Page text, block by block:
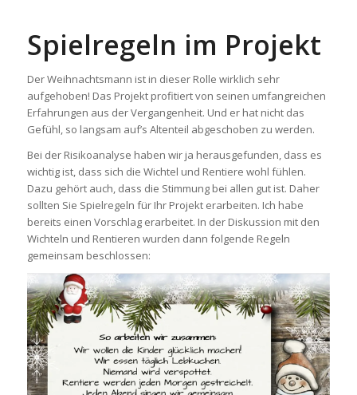
Spielregeln im Projekt
Der Weihnachtsmann ist in dieser Rolle wirklich sehr
aufgehoben! Das Projekt profitiert von seinen umfangreichen
Erfahrungen aus der Vergangenheit. Und er hat nicht das
Gefühl, so langsam auf’s Altenteil abgeschoben zu werden.
Bei der Risikoanalyse haben wir ja herausgefunden, dass es
wichtig ist, dass sich die Wichtel und Rentiere wohl fühlen.
Dazu gehört auch, dass die Stimmung bei allen gut ist. Daher
sollten Sie Spielregeln für Ihr Projekt erarbeiten. Ich habe
bereits einen Vorschlag erarbeitet. In der Diskussion mit den
Wichteln und Rentieren wurden dann folgende Regeln
gemeinsam beschlossen: